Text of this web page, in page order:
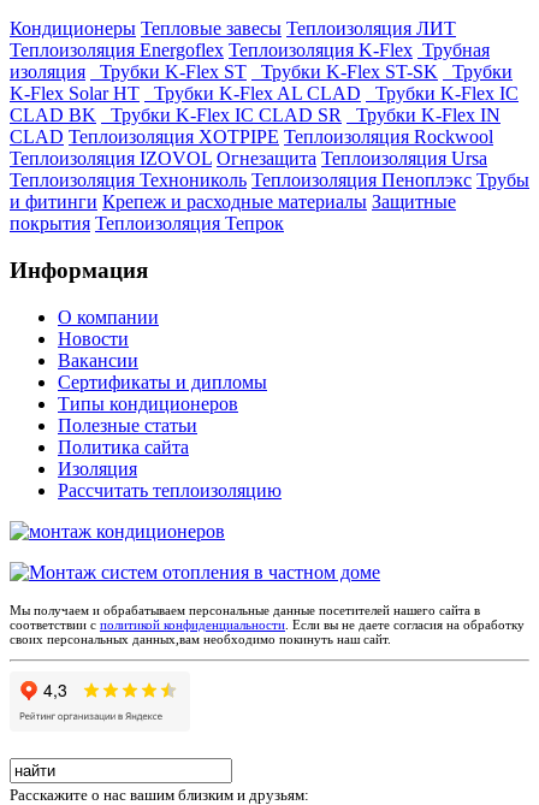
Кондиционеры Тепловые завесы Теплоизоляция ЛИТ
Теплоизоляция Energoflex Теплоизоляция K-Flex Трубная
изоляция
Трубки K-Flex ST Трубки K-Flex ST-SK
Трубки
K-Flex Solar HT
Трубки K-Flex AL CLAD
Трубки K-Flex IC
CLAD BK
Трубки K-Flex IC CLAD SR
Трубки K-Flex IN
CLAD Теплоизоляция XOTPIPE Теплоизоляция Rockwool
Теплоизоляция IZOVOL Огнезащита Теплоизоляция Ursa
Теплоизоляция Технониколь Теплоизоляция Пеноплэкс Трубы
и фитинги Крепеж и расходные материалы Защитные
покрытия Теплоизоляция Тепрок
Информация
О компании
Новости
Вакансии
Сертификаты и дипломы
Типы кондиционеров
Полезные статьи
Политика сайта
Изоляция
Рассчитать теплоизоляцию
Мы получаем и обрабатываем персональные данные посетителей нашего сайта в
соответствии с политикой конфиденциальности . Если вы не даете согласия на обработку
своих персональных данных,вам необходимо покинуть наш сайт.
Расскажите о нас вашим близким и друзьям: